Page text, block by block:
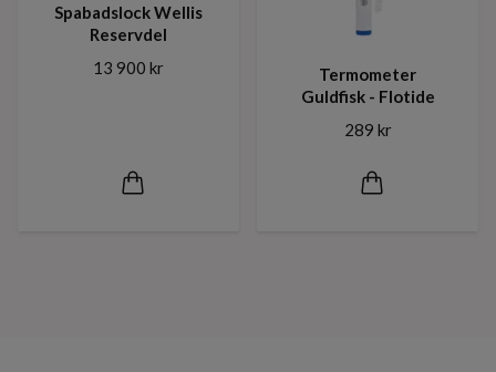
Spabadslock Wellis
Reservdel
13 900 kr
Termometer
Guldfisk - Flotide
289 kr